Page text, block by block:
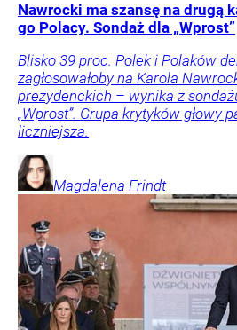
Nawrocki ma szansę na drugą
go Polacy. Sondaż dla „Wprost”
Blisko 39 proc. Polek i Polaków
zagłosowałoby na Karola
prezydenckich – wynika z
„Wprost”. Grupa krytyków głowy
liczniejsza.
Magdalena Frindt